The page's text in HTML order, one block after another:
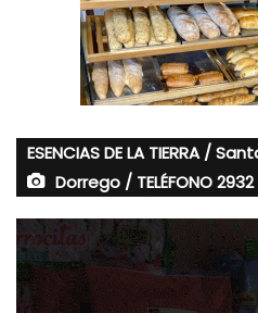
ESENCIAS DE LA TIERRA /
Dorrego / TELÉFONO